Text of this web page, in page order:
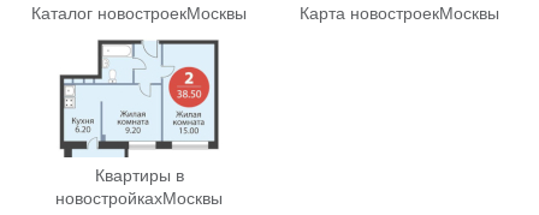
Каталог новостроекМосквы Карта новостроекМосквы
Квартиры в
новостройкахМосквы